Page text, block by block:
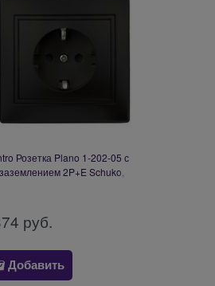
Розетка Plano 1-202-05 с
заземлением 2P+E Schuko,
руб.
Добавить